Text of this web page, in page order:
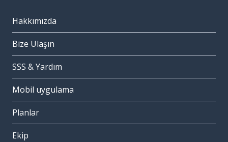
Hakkımızda
Bize Ulaşın
SSS & Yardım
Mobil uygulama
Planlar
Ekip